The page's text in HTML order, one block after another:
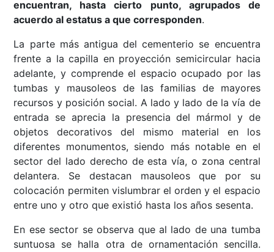
encuentran, hasta cierto punto, agrupados de
acuerdo al estatus a que corresponden.
La parte más antigua del cementerio se encuentra
frente a la capilla en proyección semicircular hacia
adelante, y comprende el espacio ocupado por las
tumbas y mausoleos de las familias de mayores
recursos y posición social. A lado y lado de la vía de
entrada se aprecia la presencia del mármol y de
objetos decorativos del mismo material en los
diferentes monumentos, siendo más notable en el
sector del lado derecho de esta vía, o zona central
delantera. Se destacan mausoleos que por su
colocación permiten vislumbrar el orden y el espacio
entre uno y otro que existió hasta los años sesenta.
En ese sector se observa que al lado de una tumba
suntuosa se halla otra de ornamentación sencilla.